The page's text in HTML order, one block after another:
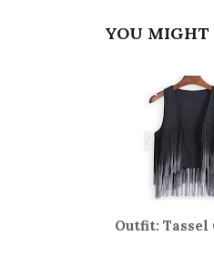
YOU MIGHT
Outfit: Tassel